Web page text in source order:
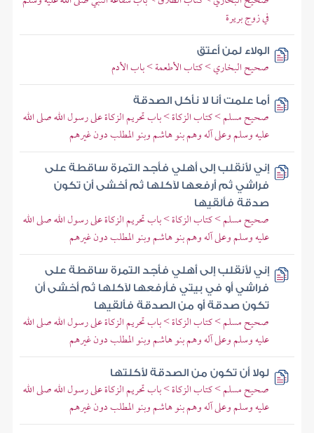
في زوج بريرة
الولاء لمن أعتق
صحيح البخاري > كتاب الأطعمة > باب الأدم
أما علمت أنا لا نأكل الصدقة
صحيح مسلم > كتاب الزكاة > باب تحريم الزكاة على رسول الله صلى الله
عليه وسلم وعلى آله وهم بنو هاشم وبنو المطلب دون غيرهم
إني لأنقلب إلى أهلي فأجد التمرة ساقطة على
فراشي ثم أرفعها لآكلها ثم أخشى أن تكون
صدقة فألقيها
صحيح مسلم > كتاب الزكاة > باب تحريم الزكاة على رسول الله صلى الله
عليه وسلم وعلى آله وهم بنو هاشم وبنو المطلب دون غيرهم
إني لأنقلب إلى أهلي فأجد التمرة ساقطة على
فراشي أو في بيتي فأرفعها لآكلها ثم أخشى أن
تكون صدقة أو من الصدقة فألقيها
صحيح مسلم > كتاب الزكاة > باب تحريم الزكاة على رسول الله صلى الله
عليه وسلم وعلى آله وهم بنو هاشم وبنو المطلب دون غيرهم
لولا أن تكون من الصدقة لأكلتها
صحيح مسلم > كتاب الزكاة > باب تحريم الزكاة على رسول الله صلى الله
عليه وسلم وعلى آله وهم بنو هاشم وبنو المطلب دون غيرهم